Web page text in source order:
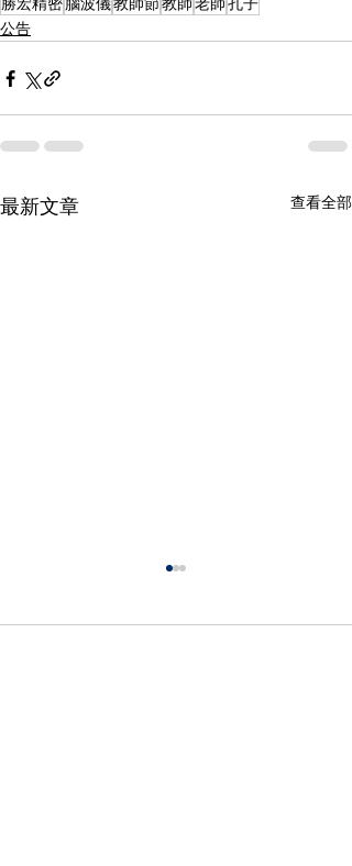
公告
最新文章 查看全部